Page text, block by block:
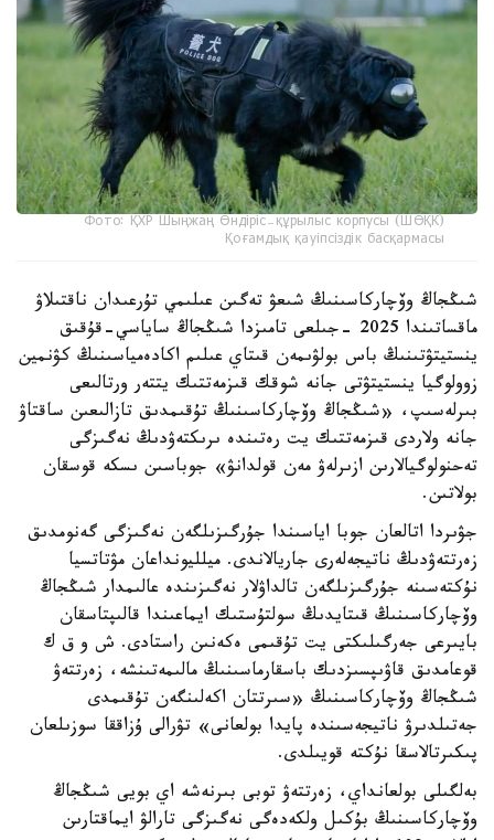
Фото: ҚХР Шыңжаң Өндіріс-құрылыс корпусы (ШӨҚК)
Қоғамдық қауіпсіздік басқармасы
شىڭجاڭ وۆچاركاسىنىڭ شىعۋ تەگىن عىلىمي تۇرعىدان ناقتىلاۋ
ماقساتىندا 2025 -جىلعى تامىزدا شىڭجاڭ ساياسي-قۇقىق
ينستيتۋتىنىڭ باس بولۋىمەن قىتاي عىلىم اكادەمياسىنىڭ كۋنمين
زوولوگيا ينستيتۋتى جانە شوقك قىزمەتتىك يتتەر ورتالىعى
بىرلەسىپ، «شىڭجاڭ وۆچاركاسىنىڭ تۇقىمدىق تازالىعىن ساقتاۋ
جانە ولاردى قىزمەتتىك يت رەتىندە ىرىكتەۋدىڭ نەگىزگى
تەحنولوگيالارىن ازىرلەۋ مەن قولدانۋ» جوباسىن ىسكە قوسقان
بولاتىن.
جۋىردا اتالعان جوبا اياسىندا جۇرگىزىلگەن نەگىزگى گەنومدىق
زەرتتەۋدىڭ ناتيجەلەرى جاريالاندى. ميلليونداعان مۋتاتسيا
نۇكتەسىنە جۇرگىزىلگەن تالداۋلار نەگىزىندە عالىمدار شىڭجاڭ
وۆچاركاسىنىڭ قىتايدىڭ سولتۇستىك ايماعىندا قالىپتاسقان
بايىرعى جەرگىلىكتى يت تۇقىمى ەكەنىن راستادى. ش و ق ك
قوعامدىق قاۋىپسىزدىك باسقارماسىنىڭ مالىمەتىنشە، زەرتتەۋ
شىڭجاڭ وۆچاركاسىنىڭ «سىرتتان اكەلىنگەن تۇقىمدى
جەتىلدىرۋ ناتيجەسىندە پايدا بولعانى» تۋرالى ۇزاققا سوزىلعان
پىكىرتالاسقا نۇكتە قويىلدى.
بەلگىلى بولعانداي، زەرتتەۋ توبى بىرنەشە اي بويى شىڭجاڭ
وۆچاركاسىنىڭ بۇكىل ولكەدەگى نەگىزگى تارالۋ ايماقتارىن